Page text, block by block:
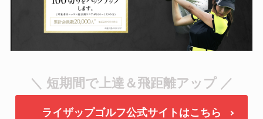
＼ 短期間で上達＆飛距離アップ ／
ライザップゴルフ公式サイトはこちら